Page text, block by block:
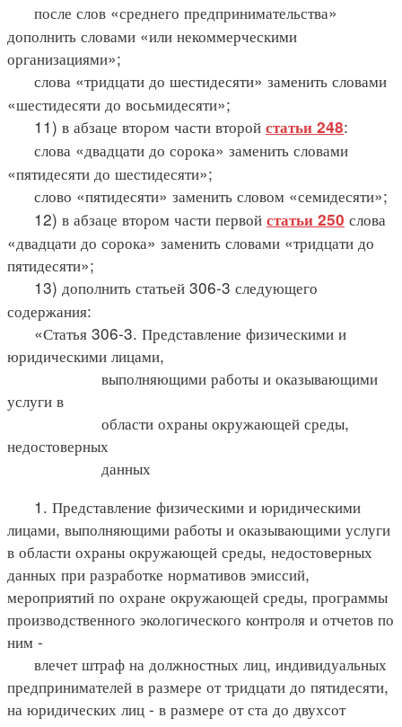
после слов «среднего предпринимательства»
дополнить словами «или некоммерческими
организациями»;
слова «тридцати до шестидесяти» заменить словами
«шестидесяти до восьмидесяти»;
11) в абзаце втором части второй статьи 248:
слова «двадцати до сорока» заменить словами
«пятидесяти до шестидесяти»;
слово «пятидесяти» заменить словом «семидесяти»;
12) в абзаце втором части первой статьи 250 слова
«двадцати до сорока» заменить словами «тридцати до
пятидесяти»;
13) дополнить статьей 306-3 следующего
содержания:
«Статья 306-3. Представление физическими и
юридическими лицами,
выполняющими работы и оказывающими
услуги в
области охраны окружающей среды,
недостоверных
данных
1. Представление физическими и юридическими
лицами, выполняющими работы и оказывающими услуги
в области охраны окружающей среды, недостоверных
данных при разработке нормативов эмиссий,
мероприятий по охране окружающей среды, программы
производственного экологического контроля и отчетов по
ним -
влечет штраф на должностных лиц, индивидуальных
предпринимателей в размере от тридцати до пятидесяти,
на юридических лиц - в размере от ста до двухсот